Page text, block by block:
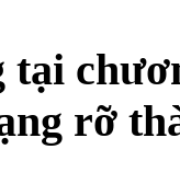
tại
rỡ